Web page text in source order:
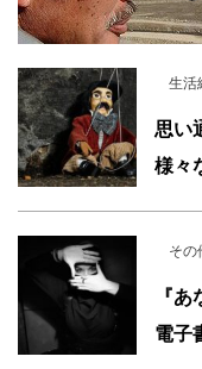
生活
思い
様々
その
『
電子